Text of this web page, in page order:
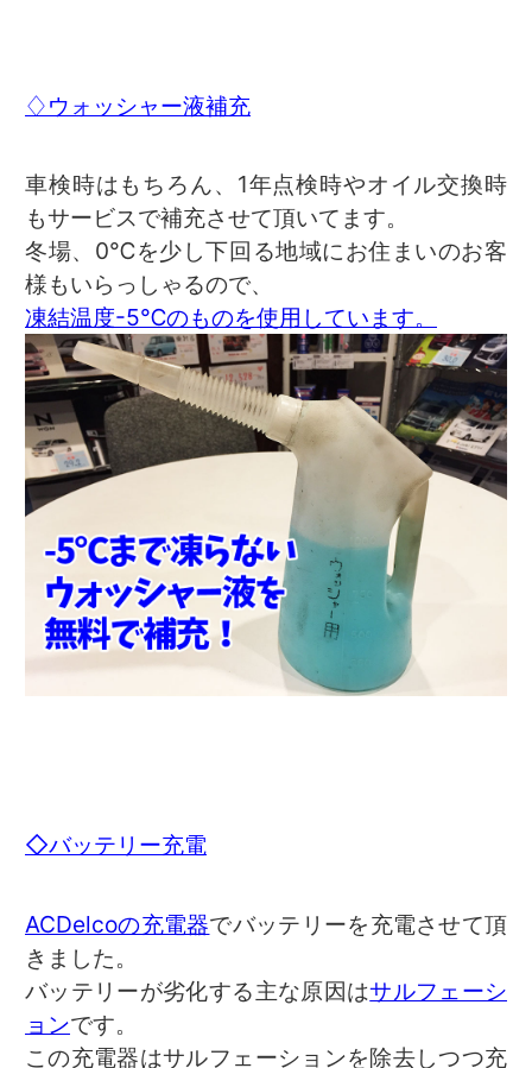
♢ウォッシャー液補充
車検時はもちろん、1年点検時やオイル交換時
もサービスで補充させて頂いてます。
冬場、0℃を少し下回る地域にお住まいのお客
様もいらっしゃるので、
凍結温度-5℃のものを使用しています。
◇バッテリー充電
ACDelcoの充電器でバッテリーを充電させて頂
きました。
バッテリーが劣化する主な原因はサルフェーシ
ョンです。
この充電器はサルフェーションを除去しつつ充